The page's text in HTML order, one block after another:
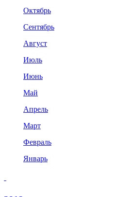
Октябрь
Сентябрь
Август
Июль
Июнь
Май
Апрель
Март
Февраль
Январь